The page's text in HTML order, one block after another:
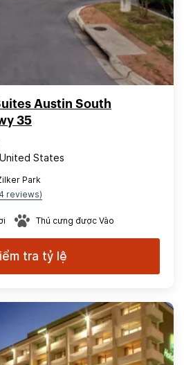
Austin South
35
States
Park
reviews)
Thú cưng được Vào
tra tỷ lệ